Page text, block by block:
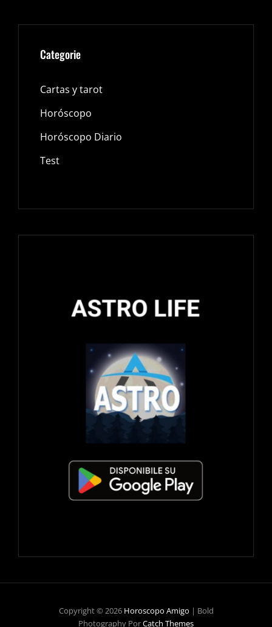
Categorie
Cartas y tarot
Horóscopo
Horóscopo Diario
Test
Copyright © 2026 Horoscopo Amigo | Bold
Photography PorCatch Themes